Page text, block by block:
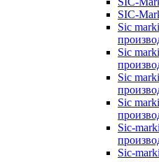
SIC-
Sic
Sic
Sic
Sic
Sic-
Sic-